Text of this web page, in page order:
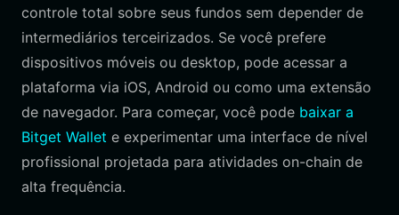
controle total sobre seus fundos sem depender de
intermediários terceirizados. Se você prefere
dispositivos móveis ou desktop, pode acessar a
plataforma via iOS, Android ou como uma extensão
de navegador. Para começar, você pode baixar a
Bitget Wallet e experimentar uma interface de nível
profissional projetada para atividades on-chain de
alta frequência.